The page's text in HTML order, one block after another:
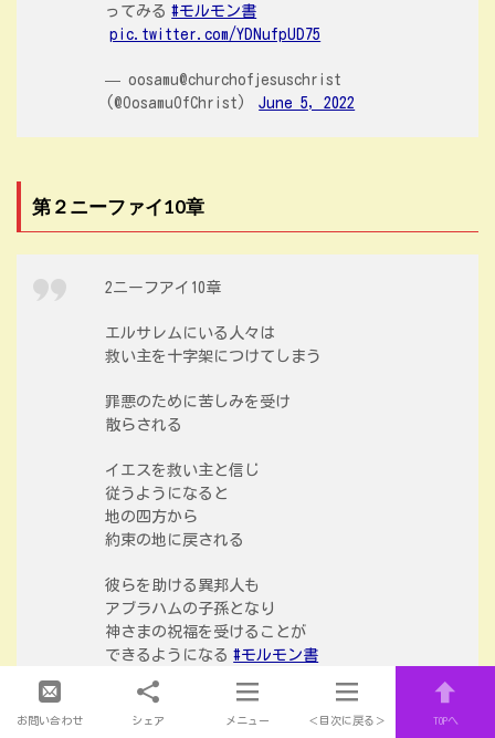
ってみる #モルモン書
pic.twitter.com/YDNufpUD75
— oosamu@churchofjesuschrist
(@OosamuOfChrist)
June 5, 2022
第２ニーファイ10章
2ニーフアイ10章
エルサレムにいる人々は
救い主を十字架につけてしまう
罪悪のために苦しみを受け
散らされる
イエスを救い主と信じ
従うようになると
地の四方から
約束の地に戻される
彼らを助ける異邦人も
アブラハムの子孫となり
神さまの祝福を受けることが
できるようになる #モルモン書
pic.twitter.com/G5mPzpdcJs
— oosamu@churchofjesuschrist
お問い合わせ シェア メニュー ＜目次に戻る＞ TOPへ